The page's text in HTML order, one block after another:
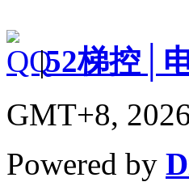
|52梯控│
GMT+8,
Powered by